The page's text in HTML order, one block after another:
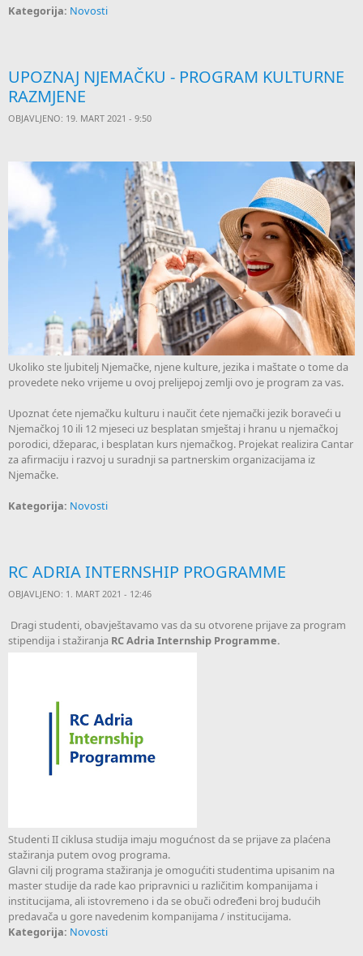
Kategorija: Novosti
UPOZNAJ NJEMAČKU - PROGRAM KULTURNE
RAZMJENE
OBJAVLJENO: 19. MART 2021 - 9:50
Ukoliko ste ljubitelj Njemačke, njene kulture, jezika i maštate o tome da
provedete neko vrijeme u ovoj prelijepoj zemlji ovo je program za vas.
Upoznat ćete njemačku kulturu i naučit ćete njemački jezik boraveći u
Njemačkoj 10 ili 12 mjeseci uz besplatan smještaj i hranu u njemačkoj
porodici, džeparac, i besplatan kurs njemačkog. Projekat realizira Cantar
za afirmaciju i razvoj u suradnji sa partnerskim organizacijama iz
Njemačke.
Kategorija: Novosti
RC ADRIA INTERNSHIP PROGRAMME
OBJAVLJENO: 1. MART 2021 - 12:46
Dragi studenti, obavještavamo vas da su otvorene prijave za program
stipendija i stažiranja RC Adria Internship Programme.
Studenti II ciklusa studija imaju mogućnost da se prijave za plaćena
stažiranja putem ovog programa.
Glavni cilj programa stažiranja je omogućiti studentima upisanim na
master studije da rade kao pripravnici u različitim kompanijama i
institucijama, ali istovremeno i da se obuči određeni broj budućih
predavača u gore navedenim kompanijama / institucijama.
Kategorija: Novosti